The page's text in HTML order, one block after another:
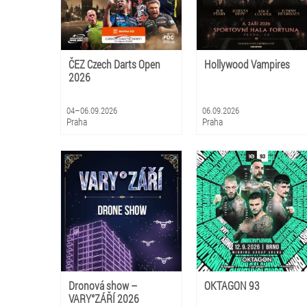
ČEZ Czech Darts Open
2026
04–06.09.2026
Praha
Hollywood Vampires
06.09.2026
Praha
Dronová show –
VARY°ZÁŘÍ 2026
OKTAGON 93